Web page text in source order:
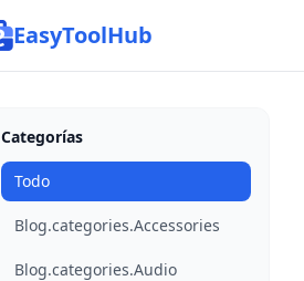
EasyToolHub
Categorías
Todo
Blog.categories.Accessories
Blog.categories.Audio